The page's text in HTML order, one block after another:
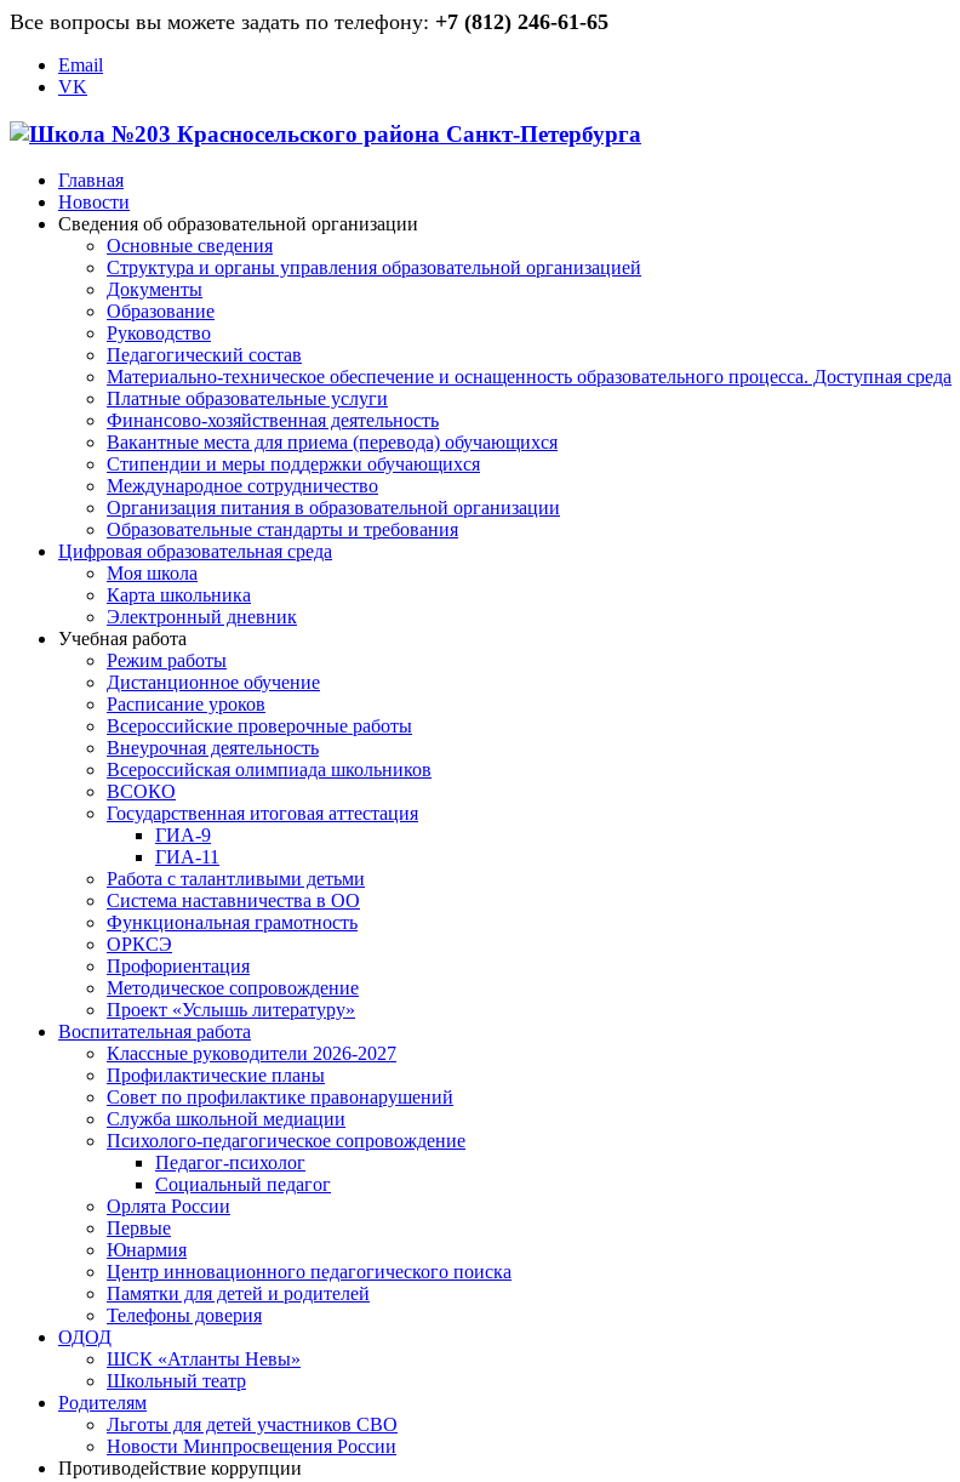
Все вопросы вы можете задать по телефону: +7 (812) 246-61-65
Email
VK
Главная
Новости
Сведения об образовательной организации
Основные сведения
Структура и органы управления образовательной организацией
Документы
Образование
Руководство
Педагогический состав
Материально-техническое обеспечение и оснащенность образовательного процесса. Доступная среда
Платные образовательные услуги
Финансово-хозяйственная деятельность
Вакантные места для приема (перевода) обучающихся
Стипендии и меры поддержки обучающихся
Международное сотрудничество
Организация питания в образовательной организации
Образовательные стандарты и требования
Цифровая образовательная среда
Моя школа
Карта школьника
Электронный дневник
Учебная работа
Режим работы
Дистанционное обучение
Расписание уроков
Всероссийские проверочные работы
Внеурочная деятельность
Всероссийская олимпиада школьников
ВСОКО
Государственная итоговая аттестация
ГИА-9
ГИА-11
Работа с талантливыми детьми
Система наставничества в ОО
Функциональная грамотность
ОРКСЭ
Профориентация
Методическое сопровождение
Проект «Услышь литературу»
Воспитательная работа
Классные руководители 2026-2027
Профилактические планы
Совет по профилактике правонарушений
Служба школьной медиации
Психолого-педагогическое сопровождение
Педагог-психолог
Социальный педагог
Орлята России
Первые
Юнармия
Центр инновационного педагогического поиска
Памятки для детей и родителей
Телефоны доверия
ОДОД
ШСК «Атланты Невы»
Школьный театр
Родителям
Льготы для детей участников СВО
Новости Минпросвещения России
Противодействие коррупции